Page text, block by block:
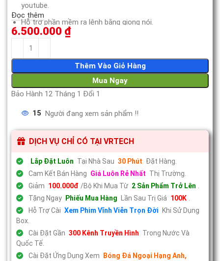
youtube.
Hỗ trợ phần mềm ra lệnh bằng giọng nói.
Đèn LED thay đổi màu sắc hợp thẫm mỹ.
Đọc thêm
6.500.000 ₫
Thêm Vào Giỏ Hàng
Mua Ngay
Bảo Hành 12 Tháng 1 Đổi 1
15 Người đang xem sản phẩm !!
DỊCH VỤ CHỈ CÓ TẠI VRTECH
Lắp Đặt Luôn Tại Nhà Sau 30 Phút Đặt Hàng.
Cam Kết Bán Hàng Giá Luôn Rẻ Nhất Thị Trường.
Giảm 100.000đ /Bộ Khi Mua Từ 2 Sản Phẩm Trở Lên
Tặng Ngay
Phiếu Mua Hàng Lần Sau Trị Giá 100K
Hỗ Trợ Cài Xem Phim Vĩnh Viễn Trọn Đời
Khi Sử Dụng
Box.
Cài Đặt Gần 300 Kênh Truyền Hình Trong Nước Và
Quốc Tế.
Cài Đặt Ứng Dụng Xem
Bóng Đá Ngoại Hạng Anh,